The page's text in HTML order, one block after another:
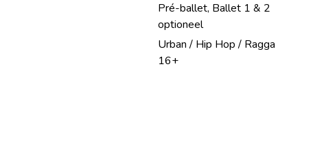
Pré-ballet, Ballet 1 & 2
optioneel
Urban / Hip Hop / Ragga
16+